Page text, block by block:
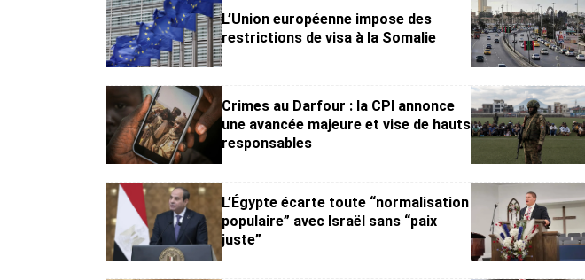
L’Union européenne impose des
restrictions de visa à la Somalie
Crimes au Darfour : la CPI annonce
une avancée majeure et vise de hauts
responsables
L’Égypte écarte toute “normalisation
populaire” avec Israël sans “paix
juste”